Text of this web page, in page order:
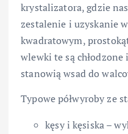
krystalizatora, gdzie
zestalenie i uzyskanie
kwadratowym,
wlewki te są
stanowią wsad do
Typowe półwyroby ze
kęsy i kęsiska –